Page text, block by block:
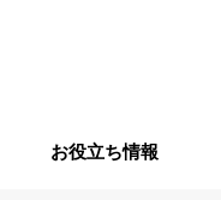
お役立ち情報